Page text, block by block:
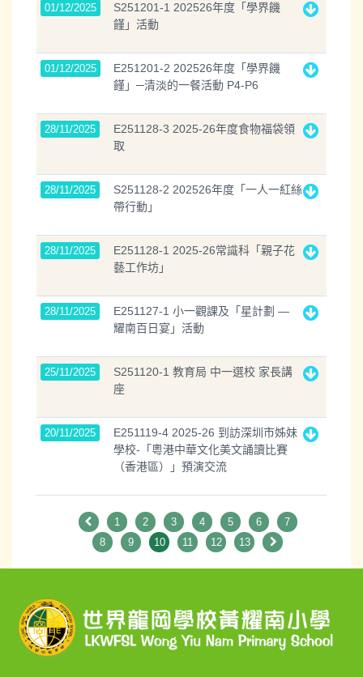
01/12/2025
S251201-1 202526年度「學界饑
饉」活動
01/12/2025
E251201-2 202526年度「學界饑
饉」─清淡的一餐活動 P4-P6
28/11/2025
E251128-3 2025-26年度食物福袋領
取
28/11/2025
S251128-2 202526年度「一人一紅絲
帶行動」
28/11/2025
E251128-1 2025-26常識科「親子花
藝工作坊」
28/11/2025
E251127-1 小一觀課及「星計劃 —
耀南百日宴」活動
25/11/2025
S251120-1 教育局 中一選校 家長講
座
20/11/2025
E251119-4 2025-26 到訪深圳市姊妹
學校-「粵港中華文化美文誦讀比賽
（香港區）」預演交流
1 2 3 4 5 6
7
8
9 10 11 12 13